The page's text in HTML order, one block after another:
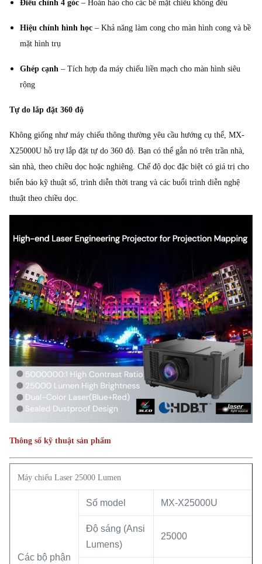
Điều chỉnh 4 góc – Hoàn hảo cho các bề mặt chiếu không đều
Hiệu chỉnh hình học – Khả năng làm cong cho màn hình cong và bề
mặt hình trụ
Ghép cạnh – Tích hợp đa máy chiếu liền mạch cho màn hình siêu
rộng
Tự do lắp đặt 360 độ
Không giống như máy chiếu thông thường yêu cầu hướng cụ thể, MX-
X25000U hỗ trợ lắp đặt tự do 360 độ. Bạn có thể gắn nó trên trần nhà,
sàn nhà, theo chiều dọc hoặc nghiêng. Chế độ dọc đặc biệt có giá trị cho
biển báo kỹ thuật số, trình diễn thời trang và các buổi trình diễn nghệ
thuật theo chiều dọc.
Thông số kỹ thuật sản phẩm
Máy chiếu Laser 25000 Lumen
Các bộ phận
Số model MX-X25000U
Độ sáng (Ansi
Lumens)
25000